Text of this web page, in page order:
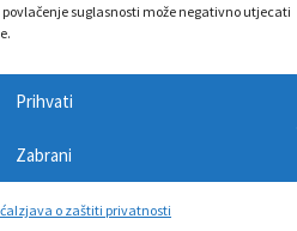
suglasnosti može negativno utjecati
Prihvati
Zabrani
Izjava o zaštiti privatnosti